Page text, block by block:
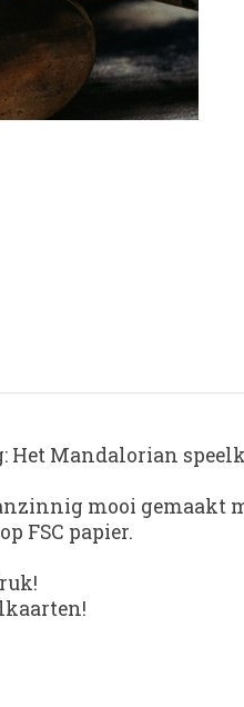
Het Mandalorian
mooi gemaakt
FSC papier.